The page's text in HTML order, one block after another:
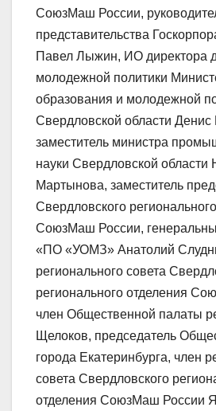
СоюзМаш России,
представительства
Павел Лыжин, ИО директора
молодежной политики
образования и молодежной
Свердловской области Денис
заместитель министра
науки Свердловской области
Мартынова, заместитель
Свердловского
СоюзМаш России,
«ПО «УОМЗ» Анатолий
регионального совета
регионального отделения
член Общественной палаты
Щелоков, председатель
города Екатеринбурга, член
совета Свердловского
отделения СоюзМаш России